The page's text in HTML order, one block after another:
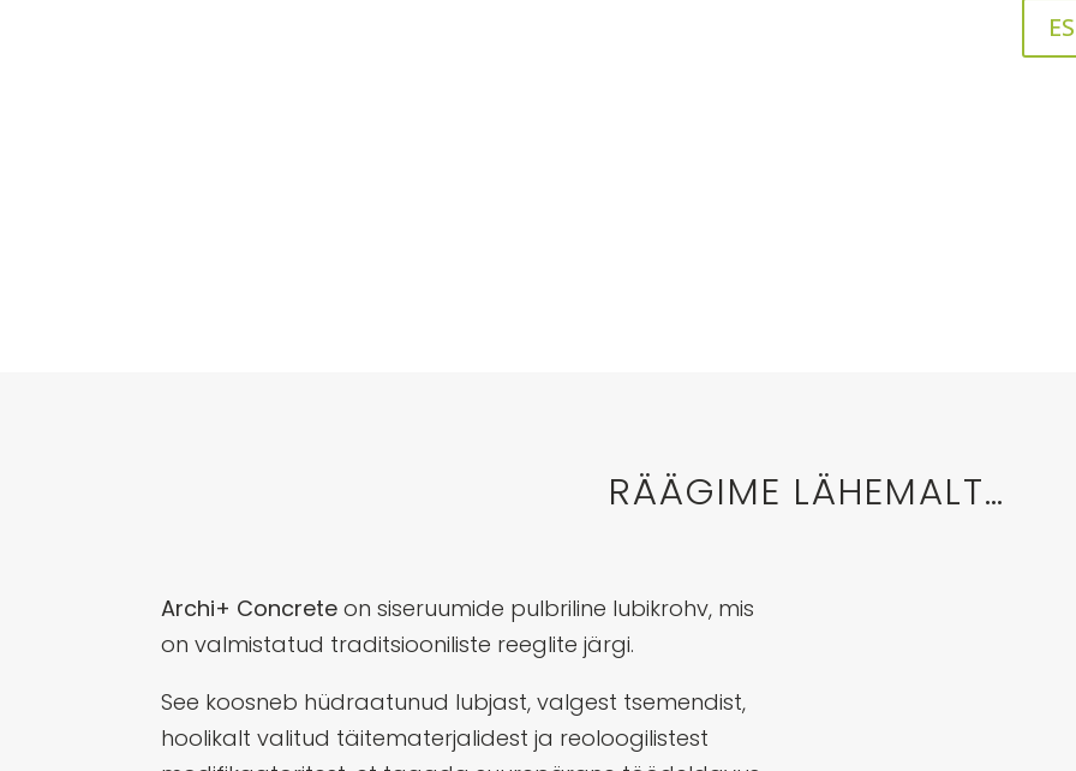
RÄÄGIME LÄHEMALT…
Archi+ Concrete on siseruumide pulbriline lubikrohv, mis
on valmistatud traditsiooniliste reeglite järgi.
See koosneb hüdraatunud lubjast, valgest tsemendist,
hoolikalt valitud täitematerjalidest ja reoloogilistest